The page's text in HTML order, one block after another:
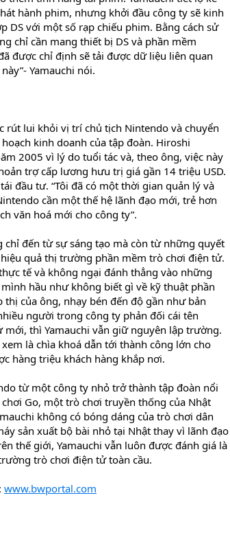
hành phim, nhưng khởi đầu công ty sẽ kinh
DS với một số rạp chiếu phim. Bằng cách sử
chỉ cần mang thiết bị DS và phần mềm
được chỉ định sẽ tải được dữ liệu liên quan
Yamauchi nói.
rút lui khỏi vị trí chủ tịch Nintendo và chuyển
kinh doanh của tập đoàn. Hiroshi
2005 vì lý do tuổi tác và, theo ông, việc này
trợ cấp lương hưu trị giá gần 14 triệu USD.
đầu tư. “Tôi đã có một thời gian quản lý và
cần một thế hệ lãnh đạo mới, trẻ hơn
văn hoá mới cho công ty”.
chỉ đến từ sự sáng tạo mà còn từ những quyết
quả thị trường phần mềm trò chơi điện tử.
tế và không ngại đánh thẳng vào những
hầu như không biết gì về kỹ thuật phần
của ông, nhạy bén đến độ gần như bản
người trong công ty phản đối cái tên
thì Yamauchi vẫn giữ nguyên lập trường.
là chìa khoá dẫn tới thành công lớn cho
hàng triệu khách hàng khắp nơi.
từ một công ty nhỏ trở thành tập đoàn nổi
Go, một trò chơi truyền thống của Nhật
không có bóng dáng của trò chơi dân
sản xuất bộ bài nhỏ tại Nhật thay vì lãnh đạo
thế giới, Yamauchi vẫn luôn được đánh giá là
trò chơi điện tử toàn cầu.
www.bwportal.com